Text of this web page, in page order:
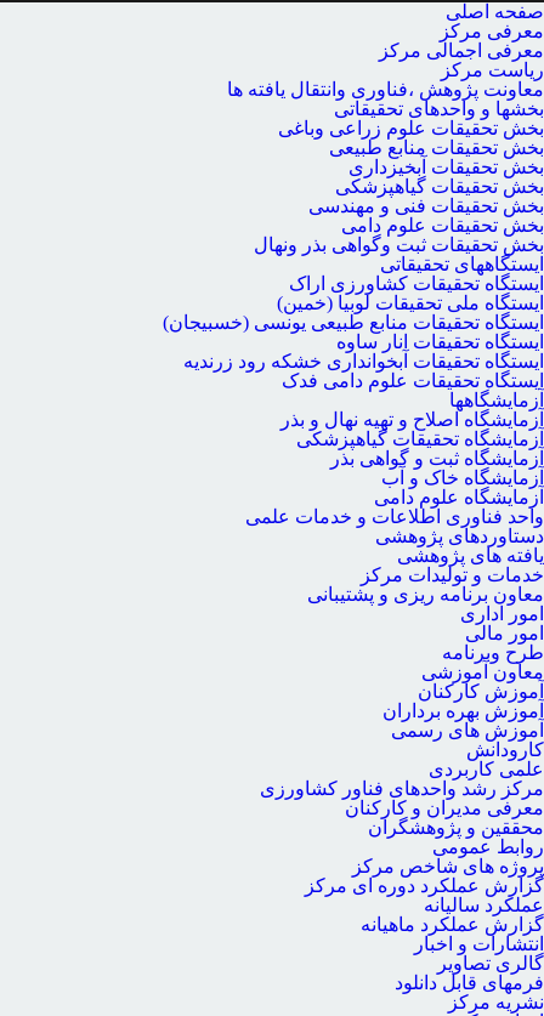
صفحه اصلی
معرفی مرکز
معرفی اجمالی مرکز
ریاست مرکز
معاونت پژوهش ،فناوری وانتقال یافته ها
بخشها و واحدهای تحقیقاتی
بخش تحقیقات علوم زراعی وباغی
بخش تحقیقات منابع طبیعی
بخش تحقیقات آبخیزداری
بخش تحقیقات گیاهپزشکی
بخش تحقیقات فنی و مهندسی
بخش تحقیقات علوم دامی
بخش تحقیقات ثبت وگواهی بذر ونهال
ایستگاههای تحقیقاتی
ایستگاه تحقیقات کشاورزی اراک
ایستگاه ملی تحقیقات لوبیا (خمین)
ایستگاه تحقیقات منابع طبیعی یونسی (خسبیجان)
ایستگاه تحقیقات انار ساوه
ایستگاه تحقیقات آبخوانداری خشکه رود زرندیه
ایستگاه تحقیقات علوم دامی فدک
آزمایشگاهها
آزمایشگاه اصلاح و تهیه نهال و بذر
آزمایشگاه تحقیقات گیاهپزشکی
آزمایشگاه ثبت و گواهی بذر
آزمایشگاه خاک و آب
آزمایشگاه علوم دامی
واحد فناوری اطلاعات و خدمات علمی
دستاوردهای پژوهشی
یافته های پژوهشی
خدمات و تولیدات مرکز
معاون برنامه ریزی و پشتیبانی
امور اداری
امور مالی
طرح وبرنامه
معاون آموزشی
آموزش کارکنان
آموزش بهره برداران
آموزش های رسمی
کارودانش
علمی کاربردی
مرکز رشد واحدهای فناور کشاورزی
معرفی مدیران و کارکنان
محققین و پژوهشگران
روابط عمومی
پروژه های شاخص مرکز
گزارش عملکرد دوره ای مرکز
عملکرد سالیانه
گزارش عملکرد ماهیانه
انتشارات و اخبار
گالری تصاویر
فرمهای قابل دانلود
نشریه مرکز